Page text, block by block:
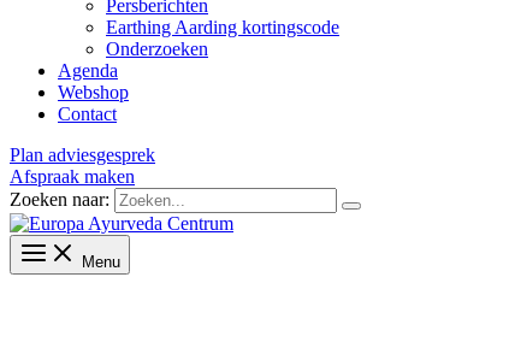
Persberichten
Earthing Aarding kortingscode
Onderzoeken
Agenda
Webshop
Contact
Plan adviesgesprek
Afspraak maken
Zoeken naar:
Menu